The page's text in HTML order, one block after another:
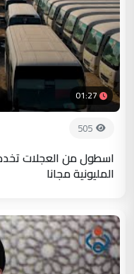
01:27
505
اسطول من العجلات تخدم
المليونية مجانا